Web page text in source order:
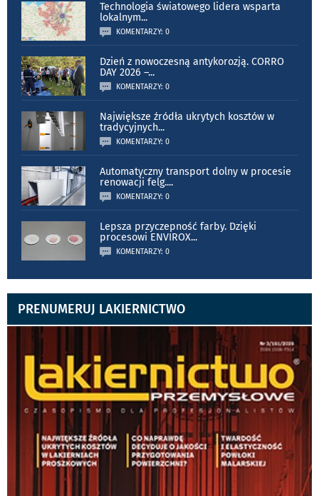
Technologia światowego lidera wsparta
lokalnym...
KOMENTARZY: 0
Dzień z nowoczesną antykorozją. CORRO
DAY 2026 –...
KOMENTARZY: 0
Największe źródła ukrytych kosztów w
tradycyjnych...
KOMENTARZY: 0
Automatyczny transport dolny w procesie
renowacji felg....
KOMENTARZY: 0
Lepsza przyczepność farby. Dzięki
procesowi ENVIROX...
KOMENTARZY: 0
PRENUMERUJ LAKIERNICTWO